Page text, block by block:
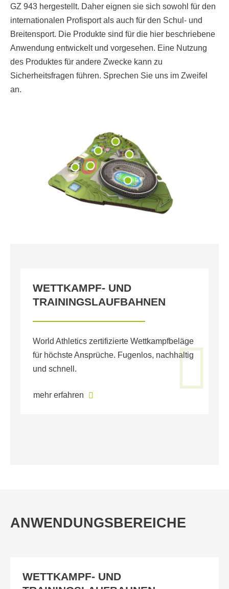
GZ 943 hergestellt. Daher eignen sie sich sowohl für den
internationalen Profisport als auch für den Schul- und
Breitensport. Die Produkte sind für die hier beschriebene
Anwendung entwickelt und vorgesehen. Eine Nutzung
des Produktes für andere Zwecke kann zu
Sicherheitsfragen führen. Sprechen Sie uns im Zweifel
an.
WETTKAMPF- UND
TRAININGSLAUFBAHNEN
World Athletics zertifizierte Wettkampfbeläge
für höchste Ansprüche. Fugenlos, nachhaltig
und schnell.
mehr erfahren
ANWENDUNGSBEREICHE
WETTKAMPF- UND